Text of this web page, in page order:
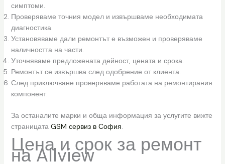
симптоми.
Проверяваме точния модел и извършваме необходимата
диагностика.
Установяваме дали ремонтът е възможен и проверяваме
наличността на части.
Уточняваме предложената дейност, цената и срока.
Ремонтът се извършва след одобрение от клиента.
След приключване проверяваме работата на ремонтирания
компонент.
За останалите марки и обща информация за услугите вижте
страницата GSM сервиз в София
Цена и срок за ремонт
на Allview